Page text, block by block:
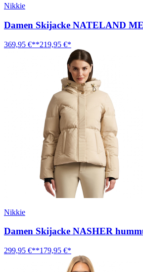
Nikkie
Damen Skijacke NATELAND
369,95 €**219,95 €*
Nikkie
Damen Skijacke NASHER
299,95 €**179,95 €*